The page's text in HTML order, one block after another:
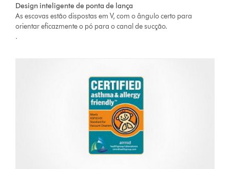
Design inteligente de ponta de lança
As escovas estão dispostas em V, com o ângulo certo para
orientar eficazmente o pó para o canal de sucção.
.